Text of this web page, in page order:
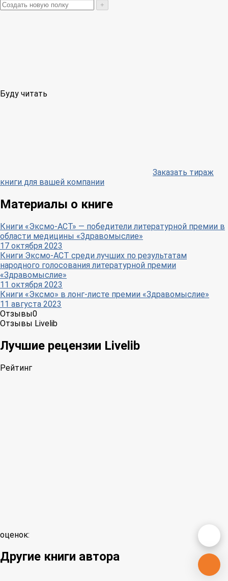
+
Буду читать
Заказать тираж
книги для вашей компании
Материалы о книге
Книги «Эксмо-АСТ» — победители литературной премии в
области медицины «Здравомыслие»
17 октября 2023
Книги Эксмо-АСТ среди лучших по результатам
народного голосования литературной премии
«Здравомыслие»
11 октября 2023
Книги «Эксмо» в лонг-листе премии «Здравомыслие»
11 августа 2023
Отзывы0
Отзывы Livelib
Лучшие рецензии Livelib
Рейтинг
оценок:
Другие книги автора